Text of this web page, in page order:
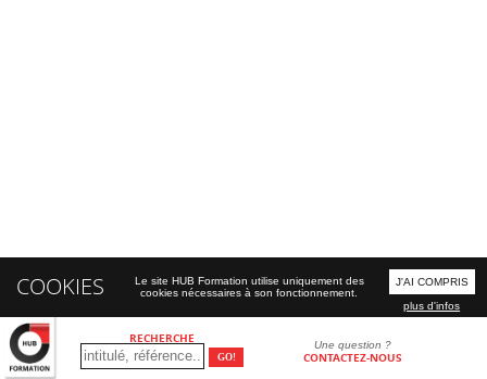
RECHERCHE Une question ?
CONTACTEZ-NOUS
COOKIES
Le site HUB Formation utilise uniquement des
cookies nécessaires à son fonctionnement.
J'AI COMPRIS
plus d'infos